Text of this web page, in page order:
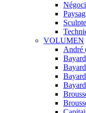
VOLUMEN
André